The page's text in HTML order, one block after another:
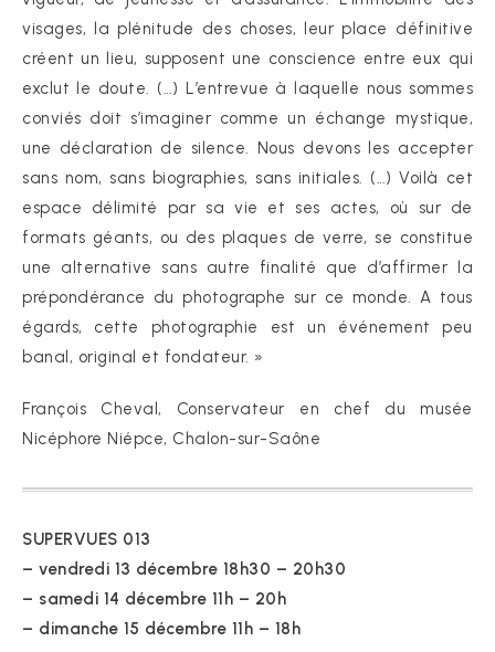
visages, la plénitude des choses, leur place définitive
créent un lieu, supposent une conscience entre eux qui
exclut le doute. (…) L’entrevue à laquelle nous sommes
conviés doit s’imaginer comme un échange mystique,
une déclaration de silence. Nous devons les accepter
sans nom, sans biographies, sans initiales. (…) Voilà cet
espace délimité par sa vie et ses actes, où sur de
formats géants, ou des plaques de verre, se constitue
une alternative sans autre finalité que d’affirmer la
prépondérance du photographe sur ce monde. A tous
égards, cette photographie est un événement peu
banal, original et fondateur. »
François Cheval, Conservateur en chef du musée
Nicéphore Niépce, Chalon-sur-Saône
SUPERVUES 013
– vendredi 13 décembre 18h30 – 20h30
– samedi 14 décembre 11h – 20h
– dimanche 15 décembre 11h – 18h